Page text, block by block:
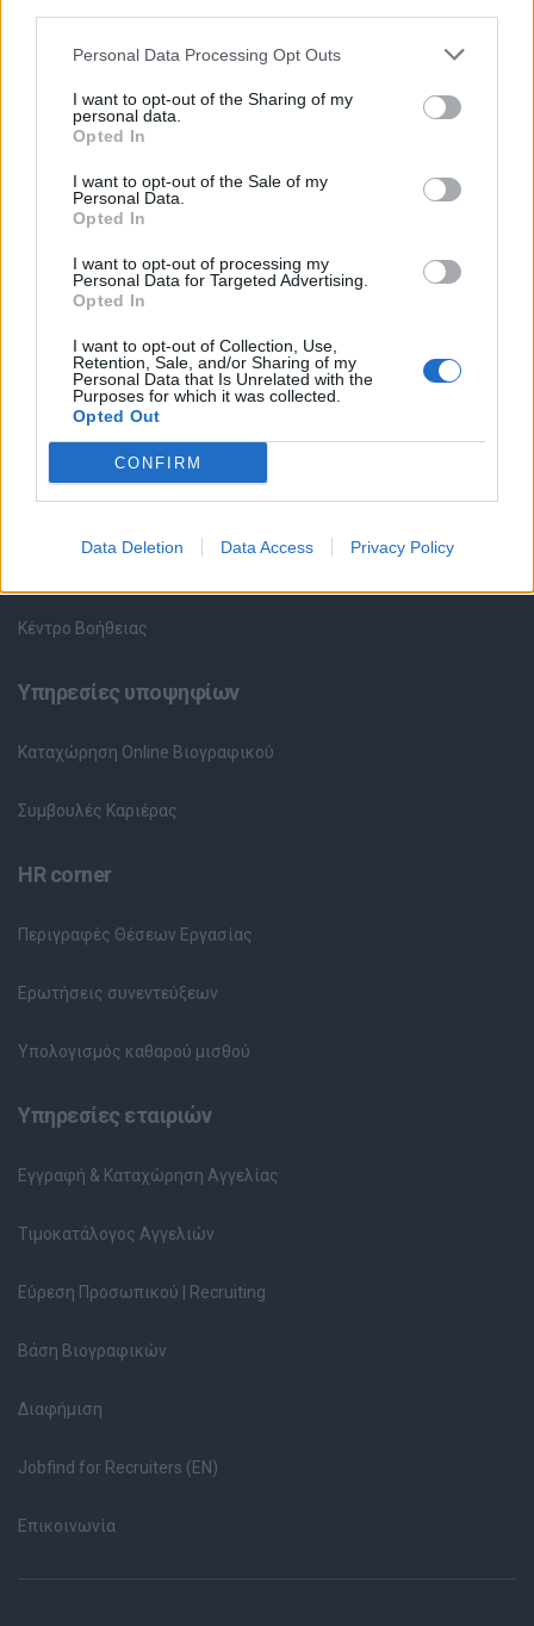
Personal Data Processing Opt Outs
I want to opt-out of the Sharing of my
personal data.
Opted In
I want to opt-out of the Sale of my
Personal Data.
Opted In
I want to opt-out of processing my
Personal Data for Targeted Advertising.
Opted In
I want to opt-out of Collection, Use,
Retention, Sale, and/or Sharing of my
Personal Data that Is Unrelated with the
Purposes for which it was collected.
Opted Out
CONFIRM
Data Deletion Data Access Privacy Policy
Θέσεις εργασίας
Όλες οι Θέσεις Εργασίας
Κέντρο Βοήθειας
Υπηρεσίες υποψηφίων
Καταχώρηση Online Βιογραφικού
Συμβουλές Καριέρας
HR corner
Περιγραφές Θέσεων Εργασίας
Ερωτήσεις συνεντεύξεων
Υπολογισμός καθαρού μισθού
Υπηρεσίες εταιριών
Εγγραφή & Καταχώρηση Αγγελίας
Τιμοκατάλογος Αγγελιών
Εύρεση Προσωπικού | Recruiting
Βάση Βιογραφικών
Διαφήμιση
Jobfind for Recruiters (EN)
Επικοινωνία